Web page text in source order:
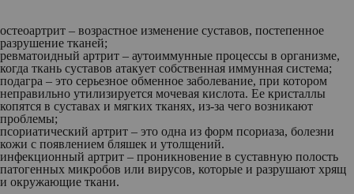
остеоартрит – возрастное изменение суставов, постепенное
разрушение тканей;
ревматоидный артрит – аутоиммунные процессы в организме,
когда ткань суставов атакует собственная иммунная система;
подагра – это серьезное обменное заболевание, при котором
неправильно утилизируется мочевая кислота. Ее кристаллы
копятся в суставах и мягких тканях, из-за чего возникают
проблемы;
псориатический артрит – это одна из форм псориаза, болезни
кожи с появлением бляшек и утолщений.
инфекционный артрит – проникновение в суставную полость
патогенных микробов или вирусов, которые и разрушают хрящ
и окружающие ткани.